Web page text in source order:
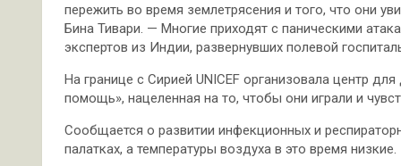
пережить во время землетрясения и того, что они
Бина Тивари. — Многие приходят с паническими
экспертов из Индии, развернувших полевой
На границе с Сирией UNICEF организовала центр
помощь», нацеленная на то, чтобы они играли и
Сообщается о развитии инфекционных и
палатках, а температуры воздуха в это время низкие.